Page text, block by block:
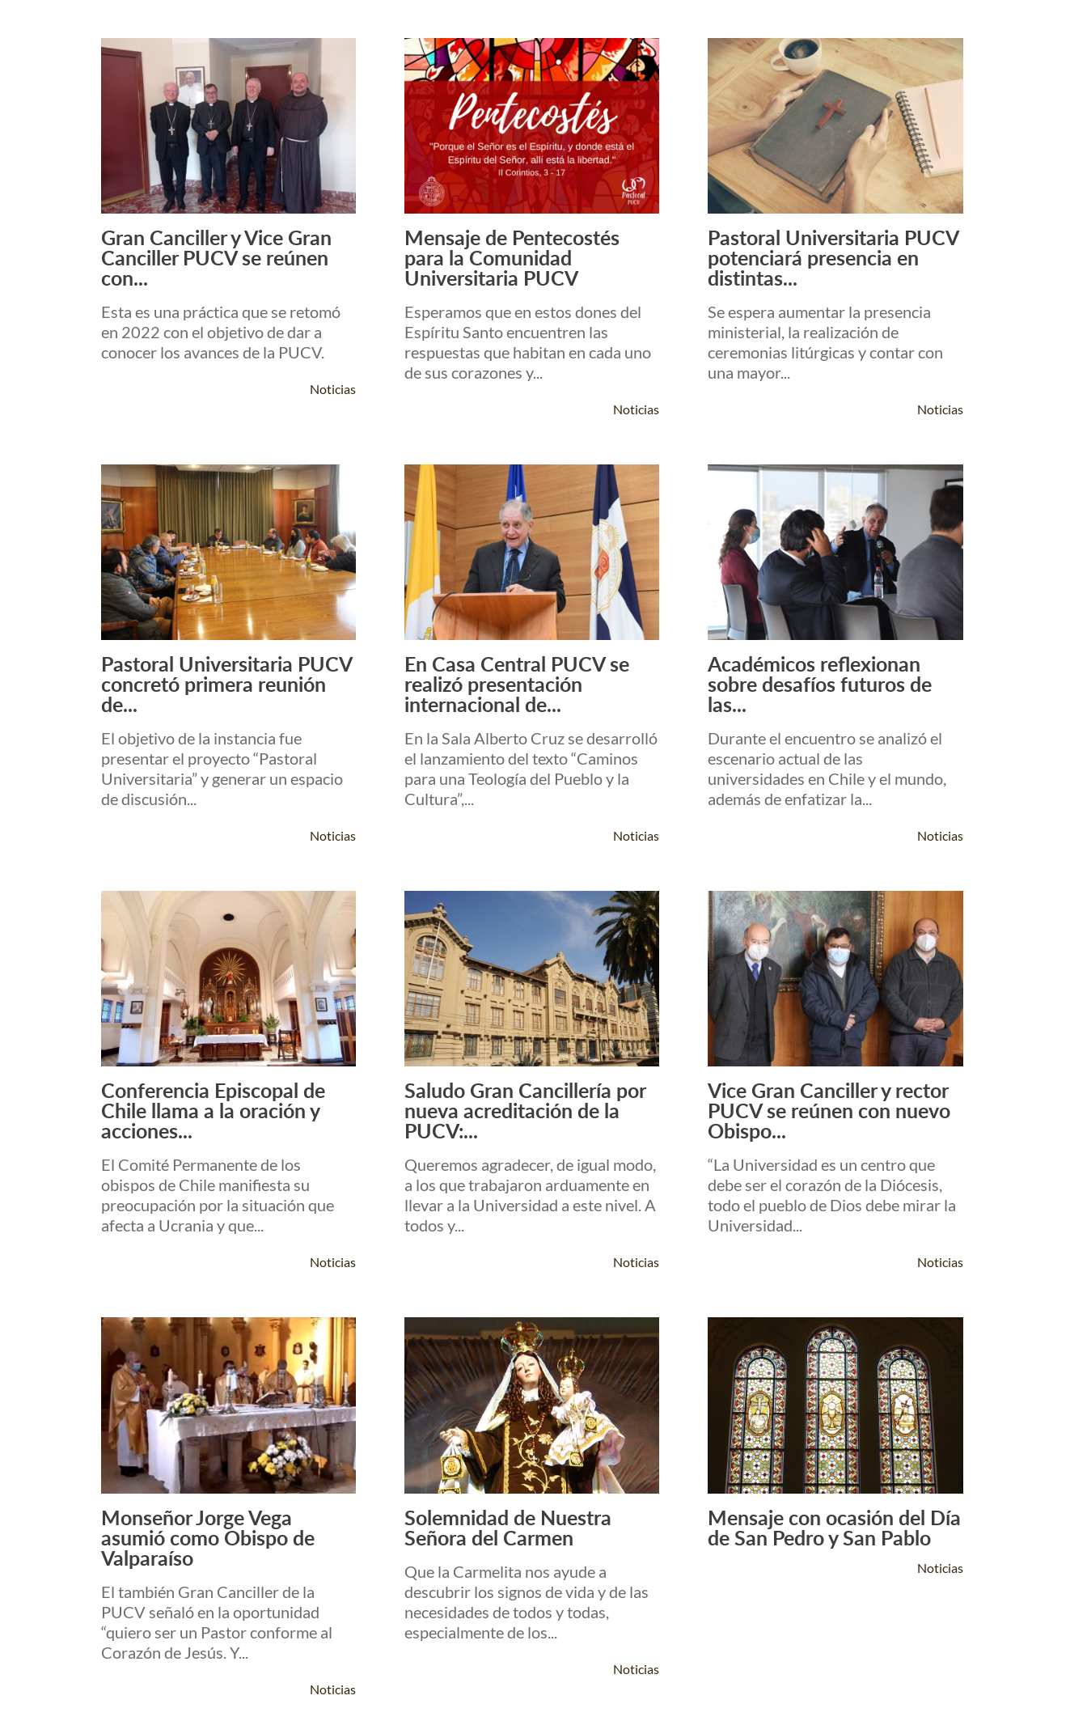
Leer Más +
Gran Canciller y Vice Gran
Canciller PUCV se reúnen
con...
Esta es una práctica que se retomó
en 2022 con el objetivo de dar a
conocer los avances de la PUCV.
Noticias
Leer Más +
Mensaje de Pentecostés
para la Comunidad
Universitaria PUCV
Esperamos que en estos dones del
Espíritu Santo encuentren las
respuestas que habitan en cada uno
de sus corazones y...
Noticias
Leer Más +
Pastoral Universitaria PUCV
potenciará presencia en
distintas...
Se espera aumentar la presencia
ministerial, la realización de
ceremonias litúrgicas y contar con
una mayor...
Noticias
Leer Más +
Pastoral Universitaria PUCV
concretó primera reunión
de...
El objetivo de la instancia fue
presentar el proyecto “Pastoral
Universitaria” y generar un espacio
de discusión...
Noticias
Leer Más +
En Casa Central PUCV se
realizó presentación
internacional de...
En la Sala Alberto Cruz se desarrolló
el lanzamiento del texto “Caminos
para una Teología del Pueblo y la
Cultura”,...
Noticias
Leer Más +
Académicos reflexionan
sobre desafíos futuros de
las...
Durante el encuentro se analizó el
escenario actual de las
universidades en Chile y el mundo,
además de enfatizar la...
Noticias
Leer Más +
Conferencia Episcopal de
Chile llama a la oración y
acciones...
El Comité Permanente de los
obispos de Chile manifiesta su
preocupación por la situación que
afecta a Ucrania y que...
Noticias
Leer Más +
Saludo Gran Cancillería por
nueva acreditación de la
PUCV:...
Queremos agradecer, de igual modo,
a los que trabajaron arduamente en
llevar a la Universidad a este nivel. A
todos y...
Noticias
Leer Más +
Vice Gran Canciller y rector
PUCV se reúnen con nuevo
Obispo...
“La Universidad es un centro que
debe ser el corazón de la Diócesis,
todo el pueblo de Dios debe mirar la
Universidad...
Noticias
Leer Más +
Monseñor Jorge Vega
asumió como Obispo de
Valparaíso
El también Gran Canciller de la
PUCV señaló en la oportunidad
“quiero ser un Pastor conforme al
Corazón de Jesús. Y...
Noticias
Leer Más +
Solemnidad de Nuestra
Señora del Carmen
Que la Carmelita nos ayude a
descubrir los signos de vida y de las
necesidades de todos y todas,
especialmente de los...
Noticias
Leer Más +
Mensaje con ocasión del Día
de San Pedro y San Pablo
Noticias